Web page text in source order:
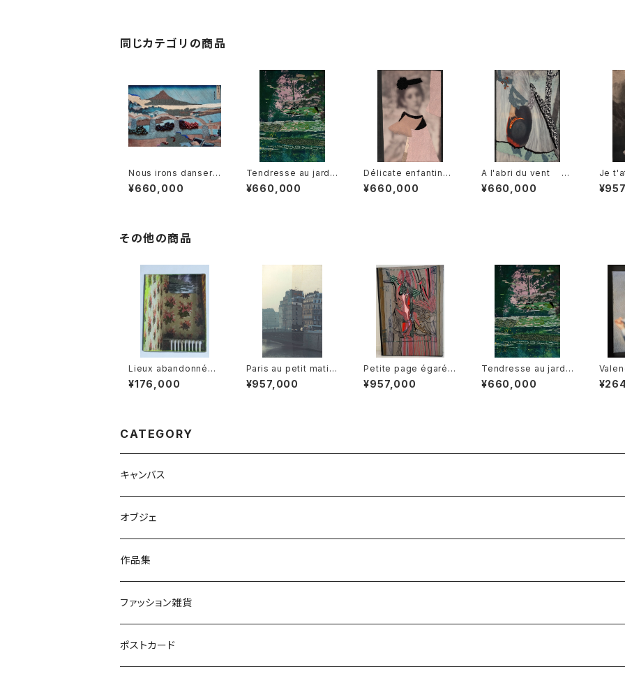
同じカテゴリの商品
Nous irons danser
踊りに行こう！
¥660,000
Tendresse au jardin
庭で心やすらぐ
¥660,000
Délicate enfantine
繊細なこども時代
¥660,000
A l'abri du vent 風
に隠れて
¥660,000
Je
みを
その他の商品
Lieux abandonnés
No.9 捨てられた場所N
o.9
¥176,000
Paris au petit matin
パリ、夜明け
¥957,000
Petite page égarée
北斎漫画の一コマ
¥957,000
Tendresse au jardin
庭で心やすらぐ
¥660,000
CATEGORY
キャンバス
S
M
L
それ以上のサイズ
オブジェ
作品集
ファッション雑貨
アクセサリー
ポストカード